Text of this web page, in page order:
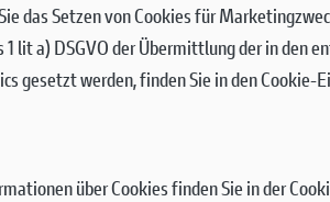
das Setzen von Cookies für
lit a) DSGVO der Übermittlung der in den
gesetzt werden, finden Sie in den Cookie-
über Cookies finden Sie in der